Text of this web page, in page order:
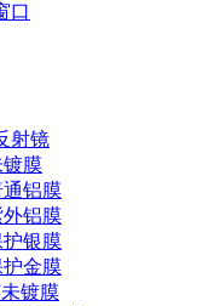
口
射镜
膜
铝膜
铝膜
银膜
金膜
镀膜